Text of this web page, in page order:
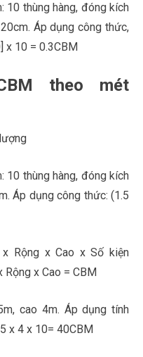
10 thùng hàng, đóng kích
Áp dụng công thức,
x 10 = 0.3CBM
theo mét
10 thùng hàng, đóng kích
Áp dụng công thức: (1.5
Rộng x Cao x Số kiện
Rộng x Cao = CBM
cao 4m. Áp dụng tính
x 4 x 10= 40CBM